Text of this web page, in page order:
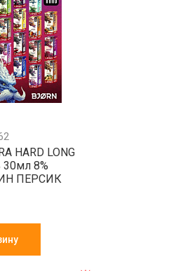
HARD LONG
8%
ПЕРСИК